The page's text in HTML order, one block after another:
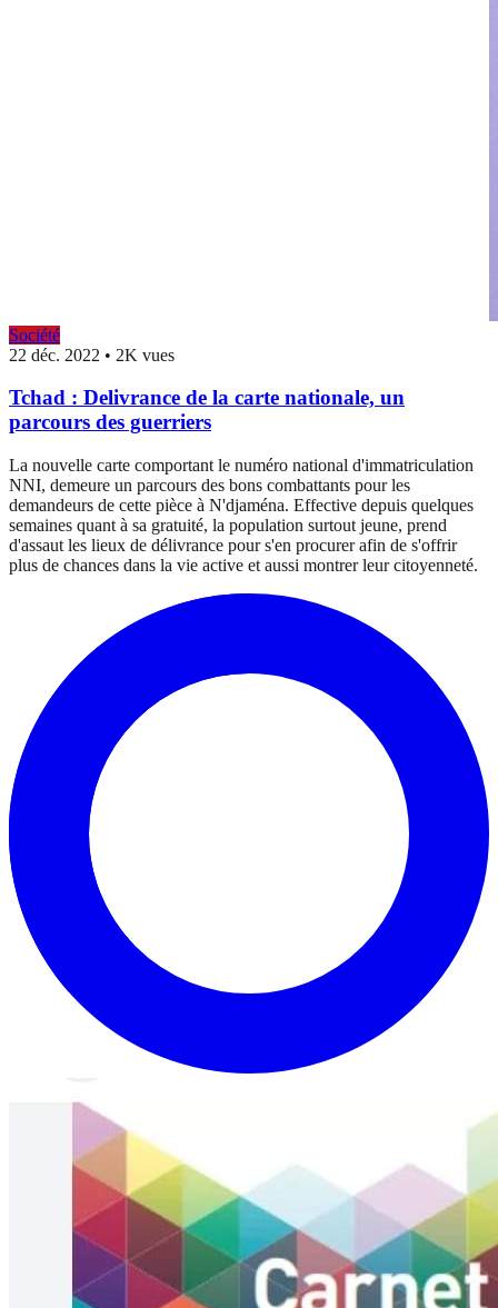
Société
22 déc. 2022 • 2K vues
Tchad : Delivrance de la carte nationale, un
parcours des guerriers
La nouvelle carte comportant le numéro national d'immatriculation
NNI, demeure un parcours des bons combattants pour les
demandeurs de cette pièce à N'djaména. Effective depuis quelques
semaines quant à sa gratuité, la population surtout jeune, prend
d'assaut les lieux de délivrance pour s'en procurer afin de s'offrir
plus de chances dans la vie active et aussi montrer leur citoyenneté.